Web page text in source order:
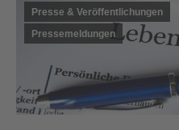
Presse & Veröffentlichungen
Pressemeldungen